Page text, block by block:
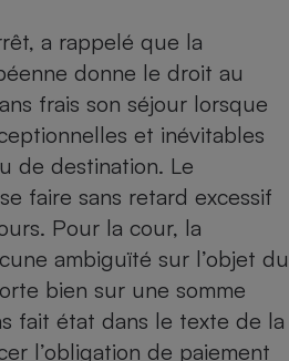
a rappelé que la
donne le droit au
frais son séjour lorsque
et inévitables
de destination. Le
faire sans retard excessif
Pour la cour, la
ambiguïté sur l’objet du
bien sur une somme
fait état dans le texte de la
l’obligation de paiement